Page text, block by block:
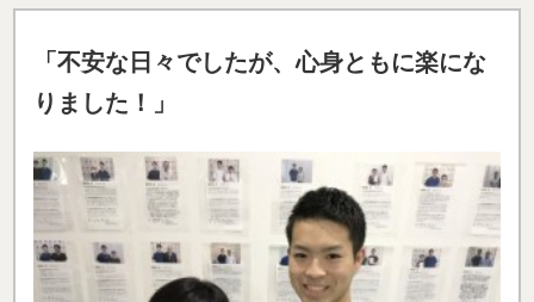
「不安な日々でしたが、心身ともに楽にな
りました！」